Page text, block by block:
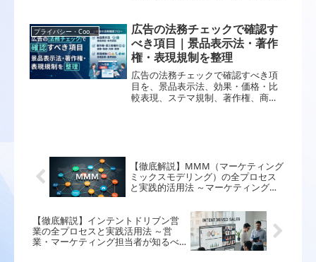
し、広告効果を最大化する方法を模
索しましょう
プライバシー・Cookie規制
広告の法務チェックで確認す
べき項目｜景品表示法・著作
権・表現規制を整理
広告の法務チェックで確認すべき項
目を、景品表示法、効果・価格・比
較表現、ステマ規制、著作権、商
【徹底解説】MMM（マーケティング
ミックスモデリング）の全プロセス
と実践的活用法 ～マーケティング担
【徹底解説】インテントドリブン営
業の全プロセスと実践活用法 ～営
業・マーケティング担当者が知るべ